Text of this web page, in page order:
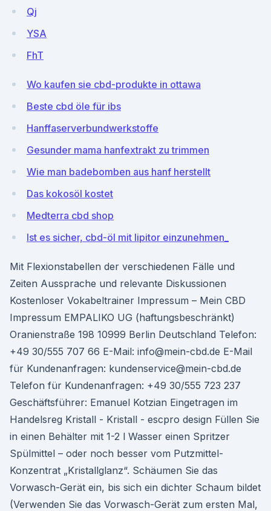
Qj
YSA
FhT
Wo kaufen sie cbd-produkte in ottawa
Beste cbd öle für ibs
Hanffaserverbundwerkstoffe
Gesunder mama hanfextrakt zu trimmen
Wie man badebomben aus hanf herstellt
Das kokosöl kostet
Medterra cbd shop
Ist es sicher, cbd-öl mit lipitor einzunehmen_
Mit Flexionstabellen der verschiedenen Fälle und
Zeiten Aussprache und relevante Diskussionen
Kostenloser Vokabeltrainer Impressum – Mein CBD
Impressum EMPALIKO UG (haftungsbeschränkt)
Oranienstraße 198 10999 Berlin Deutschland Telefon:
+49 30/555 707 66 E-Mail: info@mein-cbd.de E-Mail
für Kundenanfragen: kundenservice@mein-cbd.de
Telefon für Kundenanfragen: +49 30/555 723 237
Geschäftsführer: Emanuel Kotzian Eingetragen im
Handelsreg Kristall - Kristall - escpro design Füllen Sie
in einen Behälter mit 1-2 l Wasser einen Spritzer
Spülmittel – oder noch besser vom Putzmittel-
Konzentrat „Kristallglanz“. Schäumen Sie das
Vorwasch-Gerät ein, bis sich ein dichter Schaum bildet
(Verwenden Sie das Vorwasch-Gerät zum ersten Mal,